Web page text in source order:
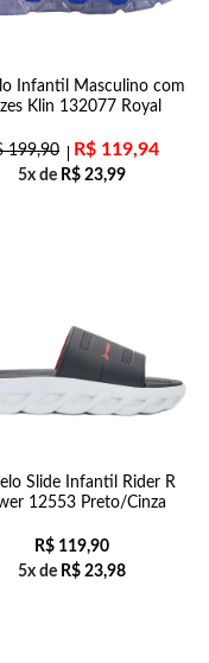
Infantil Masculino com
Klin 132077 Royal
199,90 R$ 119,94
5x de R$23,99
Slide Infantil Rider R
12553 Preto/Cinza
R$119,90
5x de R$23,98